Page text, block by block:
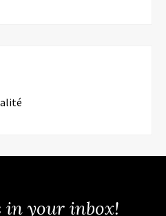
in your inbox!